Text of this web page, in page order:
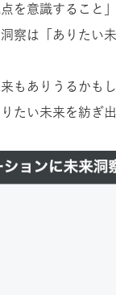
を意識すること
察は「ありたい
もありうるかも
たい未来を紡ぎ